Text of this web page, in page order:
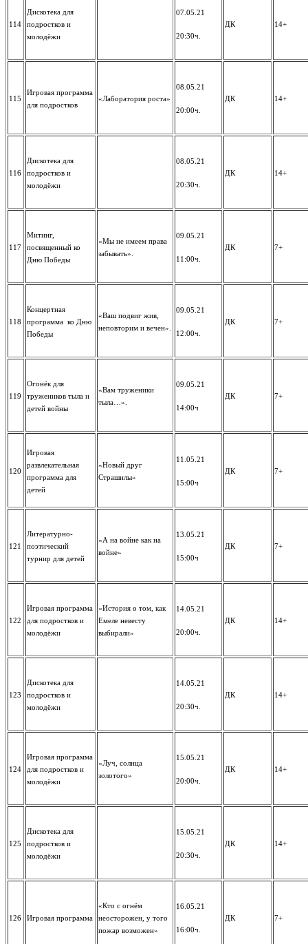
114
Дискотека для
подростков и
молодёжи
07.05.21
20:30ч.
ДК 14+
115
Игровая программа
для подростков
«Лаборатория роста»
08.05.21
20:00ч.
ДК 14+
116
Дискотека для
подростков и
молодёжи
08.05.21
20:30ч.
ДК 14+
117
Митинг,
посвященный ко
Дню Победы
«Мы не имеем права
забывать».
09.05.21
11:00ч.
ДК 7+
118
Концертная
программа ко Дню
Победы
«Ваш подвиг жив,
неповторим и вечен».
09.05.21
12:00ч.
ДК 7+
119
Огонёк для
тружеников тыла и
детей войны
«Вам труженики
тыла…».
09.05.21
14:00ч
ДК 7+
120
Игровая
развлекательная
программа для
детей
«Новый друг
Страшилы»
11.05.21
15:00ч
ДК 7+
121
Литературно-
поэтический
турнир для детей
«А на войне как на
войне»
13.05.21
15:00ч
ДК 7+
122
Игровая программа
для подростков и
молодёжи
«История о том, как
Емеле невесту
выбирали»
14.05.21
20:00ч.
ДК 14+
123
Дискотека для
подростков и
молодёжи
14.05.21
20:30ч.
ДК 14+
124
Игровая программа
для подростков и
молодёжи
«Луч, солнца
золотого»
15.05.21
20:00ч.
ДК 14+
125
Дискотека для
подростков и
молодёжи
15.05.21
20:30ч.
ДК 14+
126 Игровая программа
«Кто с огнём
неосторожен, у того
пожар возможен»
16.05.21
16:00ч.
ДК 7+